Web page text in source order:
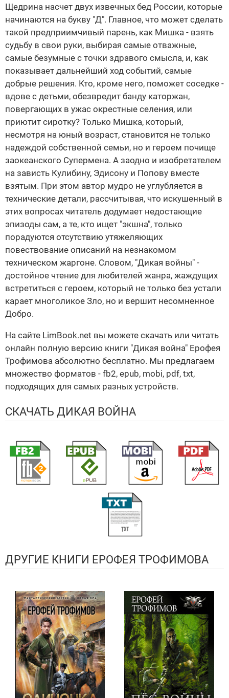
Щедрина насчет двух извечных бед России, которые
начинаются на букву "Д". Главное, что может сделать
такой предприимчивый парень, как Мишка - взять
судьбу в свои руки, выбирая самые отважные,
самые безумные с точки здравого смысла, и, как
показывает дальнейший ход событий, самые
добрые решения. Кто, кроме него, поможет соседке -
вдове с детьми, обезвредит банду каторжан,
повергающих в ужас окрестные селения, или
приютит сиротку? Только Мишка, который,
несмотря на юный возраст, становится не только
надеждой собственной семьи, но и героем почище
заокеанского Супермена. А заодно и изобретателем
на зависть Кулибину, Эдисону и Попову вместе
взятым. При этом автор мудро не углубляется в
технические детали, рассчитывая, что искушенный в
этих вопросах читатель додумает недостающие
эпизоды сам, а те, кто ищет "экшна", только
порадуются отсутствию утяжеляющих
повествование описаний на незнакомом
техническом жаргоне. Словом, "Дикая войны" -
достойное чтение для любителей жанра, жаждущих
встретиться с героем, который не только без устали
карает многоликое Зло, но и вершит несомненное
Добро.
На сайте LimBook.net вы можете скачать или читать
онлайн полную версию книги "Дикая война" Ерофея
Трофимова абсолютно бесплатно. Мы предлагаем
множество форматов - fb2, epub, mobi, pdf, txt,
подходящих для самых разных устройств.
СКАЧАТЬ ДИКАЯ ВОЙНА
ДРУГИЕ КНИГИ ЕРОФЕЯ ТРОФИМОВА